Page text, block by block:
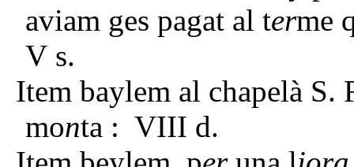
aviam ges pagat al terme
V s.
Item baylem al chapelà S.
monta : VIII d.